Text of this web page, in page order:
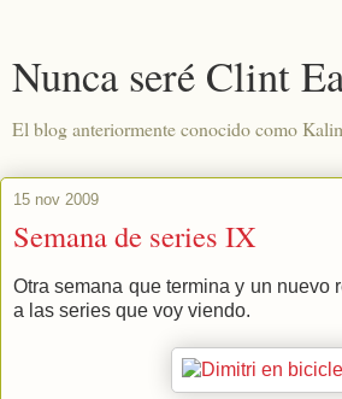
Nunca seré Clint
El blog anteriormente conocido como
15 nov 2009
Semana de series IX
Otra semana que termina y un nuevo
a las series que voy viendo.